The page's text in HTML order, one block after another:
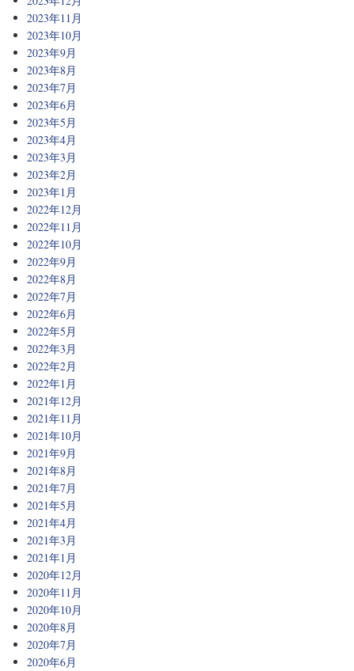
2023年11月
2023年10月
2023年9月
2023年8月
2023年7月
2023年6月
2023年5月
2023年4月
2023年3月
2023年2月
2023年1月
2022年12月
2022年11月
2022年10月
2022年9月
2022年8月
2022年7月
2022年6月
2022年5月
2022年3月
2022年2月
2022年1月
2021年12月
2021年11月
2021年10月
2021年9月
2021年8月
2021年7月
2021年5月
2021年4月
2021年3月
2021年1月
2020年12月
2020年11月
2020年10月
2020年8月
2020年7月
2020年6月